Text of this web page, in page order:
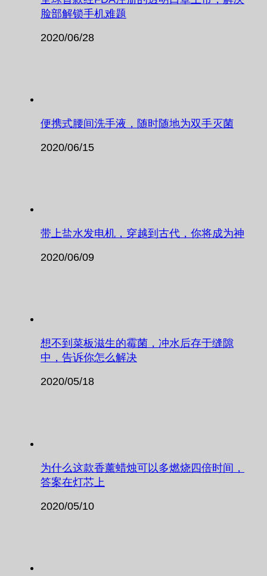
脸部解锁手机难题
2020/06/28
便携式腰间洗手液，随时随地为双手灭菌
2020/06/15
带上盐水发电机，穿越到古代，你将成为神
2020/06/09
想不到菜板滋生的霉菌，冲水后存于缝隙
中，告诉你怎么解决
2020/05/18
为什么这款香薰蜡烛可以多燃烧四倍时间，
答案在灯芯上
2020/05/10